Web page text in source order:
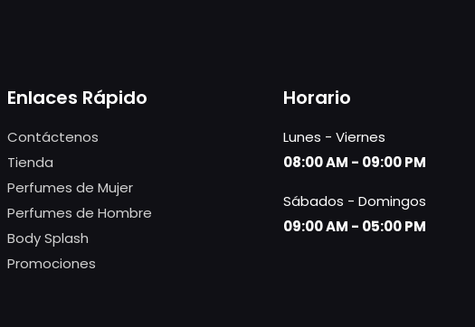
Enlaces Rápido
Contáctenos
Tienda
Perfumes de Mujer
Perfumes de Hombre
Body Splash
Promociones
Horario
Lunes - Viernes
08:00 AM - 09:00 PM
Sábados - Domingos
09:00 AM - 05:00 PM